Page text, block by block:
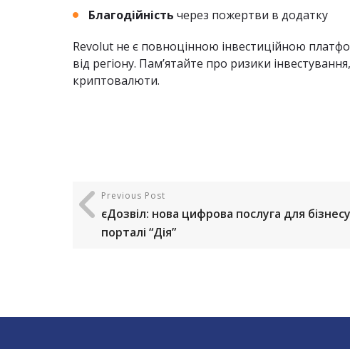
Благодійність через пожертви в додатку
Revolut не є повноцінною інвестиційною
від регіону. Пам’ятайте про ризики
криптовалюти.
Previous Post
єДозвіл: нова цифрова послуга для
порталі “Дія”